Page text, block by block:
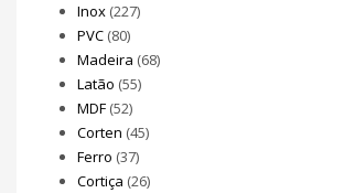
Inox (227)
PVC (80)
Madeira (68)
Latão (55)
MDF (52)
Corten (45)
Ferro (37)
Cortiça (26)